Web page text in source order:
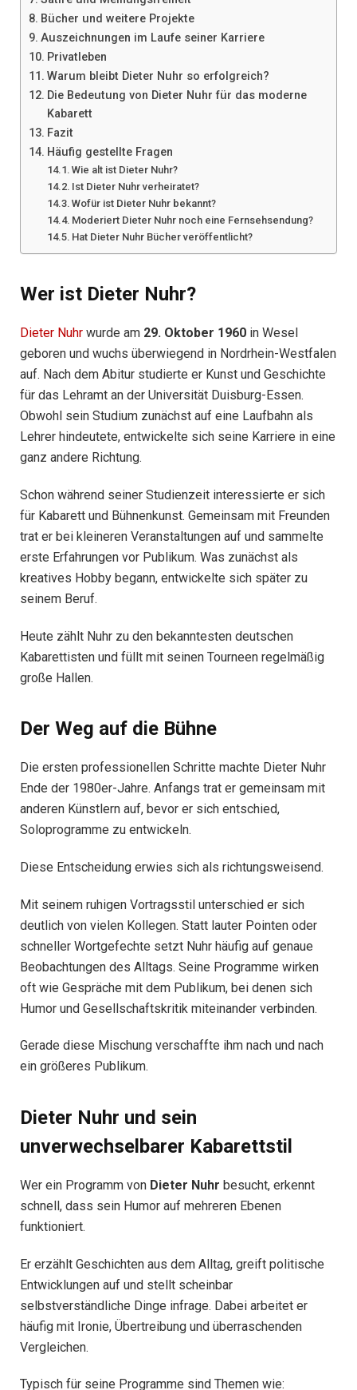
Bücher und weitere Projekte
Auszeichnungen im Laufe seiner Karriere
Privatleben
Warum bleibt Dieter Nuhr so erfolgreich?
Die Bedeutung von Dieter Nuhr für das moderne
Kabarett
Fazit
Häufig gestellte Fragen
Wie alt ist Dieter Nuhr?
Ist Dieter Nuhr verheiratet?
Wofür ist Dieter Nuhr bekannt?
Moderiert Dieter Nuhr noch eine Fernsehsendung?
Hat Dieter Nuhr Bücher veröffentlicht?
Wer ist Dieter Nuhr?
Dieter Nuhr wurde am 29. Oktober 1960 in Wesel
geboren und wuchs überwiegend in Nordrhein-Westfalen
auf. Nach dem Abitur studierte er Kunst und Geschichte
für das Lehramt an der Universität Duisburg-Essen.
Obwohl sein Studium zunächst auf eine Laufbahn als
Lehrer hindeutete, entwickelte sich seine Karriere in eine
ganz andere Richtung.
Schon während seiner Studienzeit interessierte er sich
für Kabarett und Bühnenkunst. Gemeinsam mit Freunden
trat er bei kleineren Veranstaltungen auf und sammelte
erste Erfahrungen vor Publikum. Was zunächst als
kreatives Hobby begann, entwickelte sich später zu
seinem Beruf.
Heute zählt Nuhr zu den bekanntesten deutschen
Kabarettisten und füllt mit seinen Tourneen regelmäßig
große Hallen.
Der Weg auf die Bühne
Die ersten professionellen Schritte machte Dieter Nuhr
Ende der 1980er-Jahre. Anfangs trat er gemeinsam mit
anderen Künstlern auf, bevor er sich entschied,
Soloprogramme zu entwickeln.
Diese Entscheidung erwies sich als richtungsweisend.
Mit seinem ruhigen Vortragsstil unterschied er sich
deutlich von vielen Kollegen. Statt lauter Pointen oder
schneller Wortgefechte setzt Nuhr häufig auf genaue
Beobachtungen des Alltags. Seine Programme wirken
oft wie Gespräche mit dem Publikum, bei denen sich
Humor und Gesellschaftskritik miteinander verbinden.
Gerade diese Mischung verschaffte ihm nach und nach
ein größeres Publikum.
Dieter Nuhr und sein
unverwechselbarer Kabarettstil
Wer ein Programm von Dieter Nuhr besucht, erkennt
schnell, dass sein Humor auf mehreren Ebenen
funktioniert.
Er erzählt Geschichten aus dem Alltag, greift politische
Entwicklungen auf und stellt scheinbar
selbstverständliche Dinge infrage. Dabei arbeitet er
häufig mit Ironie, Übertreibung und überraschenden
Vergleichen.
Typisch für seine Programme sind Themen wie: